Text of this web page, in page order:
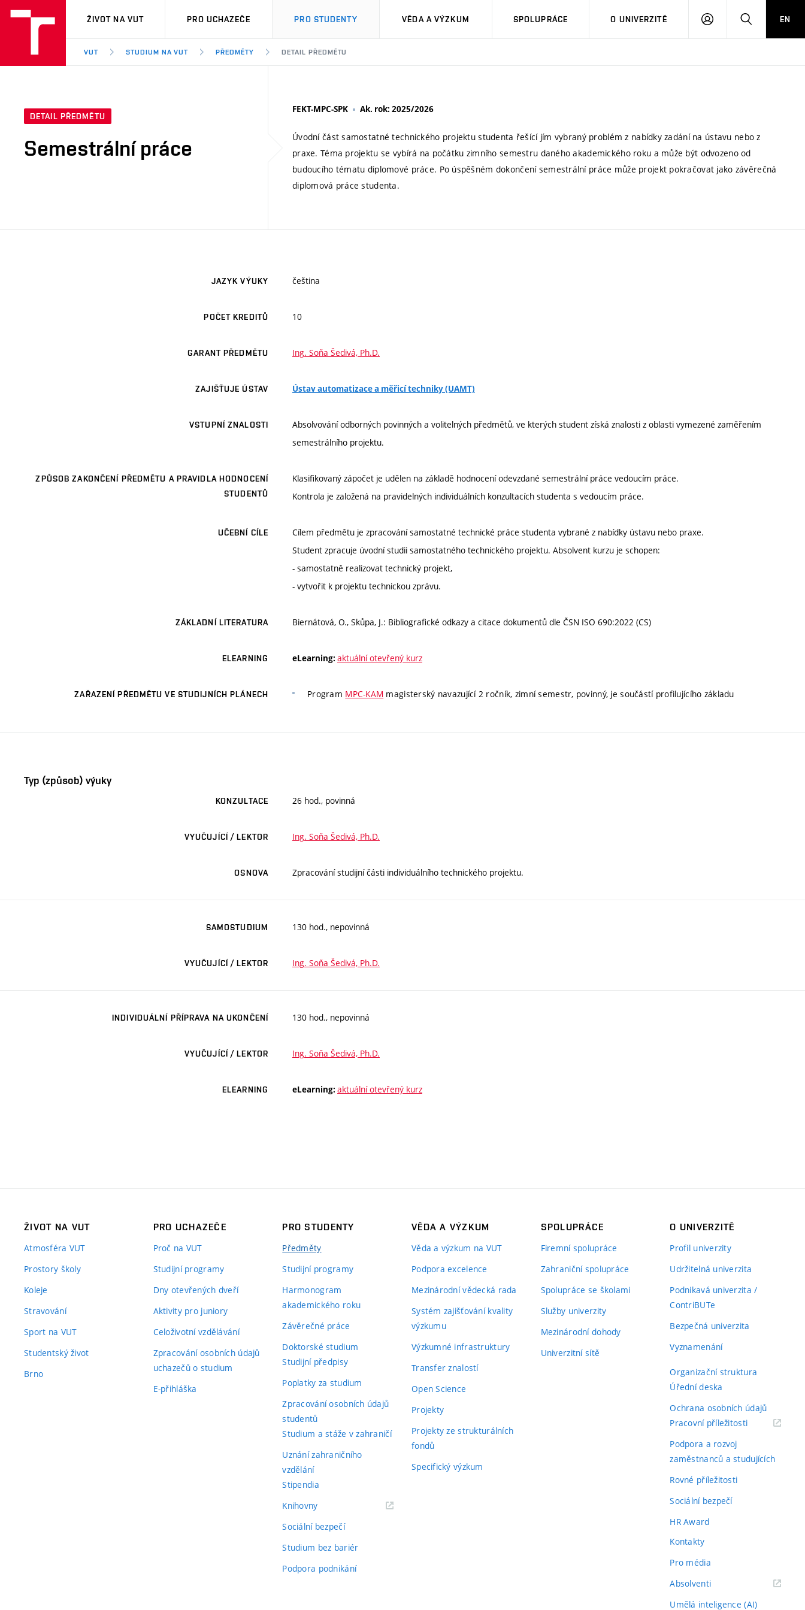
VUT
ŽIVOT NA VUT PRO UCHAZEČE PRO STUDENTY VĚDA A VÝZKUM SPOLUPRÁCE O UNIVERZITĚ
PŘIHLÁSIT HLEDATEN
VUT STUDIUM NA VUT PŘEDMĚTY DETAIL PŘEDMĚTU
DETAIL PŘEDMĚTU
Semestrální práce
FEKT-MPC-SPK Ak. rok: 2025/2026
Úvodní část samostatné technického projektu studenta řešící jím vybraný problém z nabídky zadání na ústavu nebo z
praxe. Téma projektu se vybírá na počátku zimního semestru daného akademického roku a může být odvozeno od
budoucího tématu diplomové práce. Po úspěšném dokončení semestrální práce může projekt pokračovat jako závěrečná
diplomová práce studenta.
JAZYK VÝUKY čeština
POČET KREDITŮ 10
GARANT PŘEDMĚTU Ing. Soňa Šedivá, Ph.D.
ZAJIŠŤUJE ÚSTAV Ústav automatizace a měřicí techniky (UAMT)
VSTUPNÍ ZNALOSTI
Absolvování odborných povinných a volitelných předmětů, ve kterých student získá znalosti z oblasti vymezené zaměřením
semestrálního projektu.
ZPŮSOB ZAKONČENÍ PŘEDMĚTU A PRAVIDLA HODNOCENÍ
STUDENTŮ
Klasifikovaný zápočet je udělen na základě hodnocení odevzdané semestrální práce vedoucím práce.
Kontrola je založená na pravidelných individuálních konzultacích studenta s vedoucím práce.
UČEBNÍ CÍLE
Cílem předmětu je zpracování samostatné technické práce studenta vybrané z nabídky ústavu nebo praxe.
Student zpracuje úvodní studii samostatného technického projektu. Absolvent kurzu je schopen:
- samostatně realizovat technický projekt,
- vytvořit k projektu technickou zprávu.
ZÁKLADNÍ LITERATURA Biernátová, O., Skůpa, J.: Bibliografické odkazy a citace dokumentů dle ČSN ISO 690:2022 (CS)
ELEARNING eLearning: aktuální otevřený kurz
ZAŘAZENÍ PŘEDMĚTU VE STUDIJNÍCH PLÁNECH Program MPC-KAM magisterský navazující 2 ročník, zimní semestr, povinný, je součástí profilujícího základu
Typ (způsob) výuky
KONZULTACE 26 hod., povinná
VYUČUJÍCÍ / LEKTOR Ing. Soňa Šedivá, Ph.D.
OSNOVA Zpracování studijní části individuálního technického projektu.
SAMOSTUDIUM 130 hod., nepovinná
VYUČUJÍCÍ / LEKTOR Ing. Soňa Šedivá, Ph.D.
INDIVIDUÁLNÍ PŘÍPRAVA NA UKONČENÍ 130 hod., nepovinná
VYUČUJÍCÍ / LEKTOR Ing. Soňa Šedivá, Ph.D.
ELEARNING eLearning: aktuální otevřený kurz
ŽIVOT NA VUT
Atmosféra VUT
Prostory školy
Koleje
Stravování
Sport na VUT
Studentský život
Brno
PRO UCHAZEČE
Proč na VUT
Studijní programy
Dny otevřených dveří
Aktivity pro juniory
Celoživotní vzdělávání
Zpracování osobních údajů
uchazečů o studium
E-přihláška
PRO STUDENTY
Předměty
Studijní programy
Harmonogram
akademického roku
Závěrečné práce
Doktorské studium
Studijní předpisy
Poplatky za studium
Zpracování osobních údajů
studentů
Studium a stáže v zahraničí
Uznání zahraničního
vzdělání
Stipendia
Knihovny(externí
Sociální bezpečí
Studium bez bariér
Podpora podnikání
VĚDA A VÝZKUM
Věda a výzkum na VUT
Podpora excelence
Mezinárodní vědecká rada
Systém zajišťování kvality
výzkumu
Výzkumné infrastruktury
Transfer znalostí
Open Science
Projekty
Projekty ze strukturálních
fondů
Specifický výzkum
SPOLUPRÁCE
Firemní spolupráce
Zahraniční spolupráce
Spolupráce se školami
Služby univerzity
Mezinárodní dohody
Univerzitní sítě
O UNIVERZITĚ
Profil univerzity
Udržitelná univerzita
Podnikavá univerzita /
ContriBUTe
Bezpečná univerzita
Vyznamenání
Organizační struktura
Úřední deska
Ochrana osobních údajů
Pracovní příležitosti(externí
Podpora a rozvoj
zaměstnanců a studujících
Rovné příležitosti
Sociální bezpečí
HR Award
Kontakty
Pro média
Absolventi(externí
Umělá inteligence (AI)